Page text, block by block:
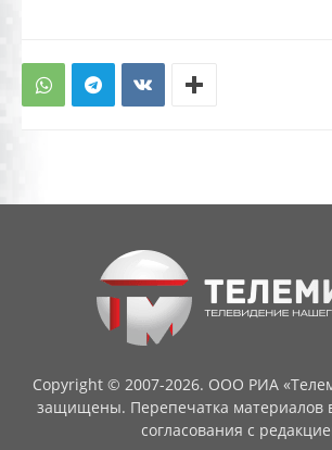
Copyright © 2007-2026. ООО РИА
защищены. Перепечатка материалов
согласования с